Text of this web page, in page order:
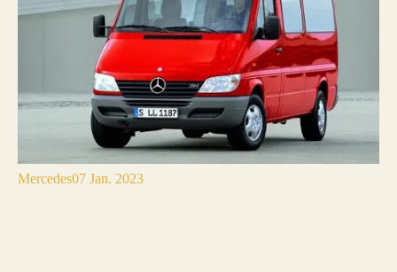
Mercedes07 Jan. 2023